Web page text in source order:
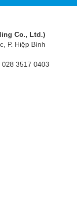
Co., Ltd.)
P. Hiệp Bình
028 3517 0403